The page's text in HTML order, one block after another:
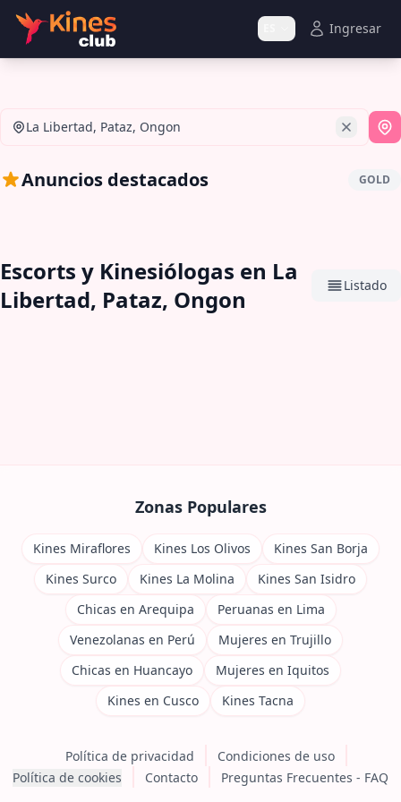
Ingresar
La Libertad, Pataz, Ongon
Anuncios destacados GOLD
Escorts y Kinesiólogas en La
Libertad, Pataz, Ongon
Listado
Zonas Populares
Kines Miraflores Kines Los Olivos
Kines San Borja
Kines Surco
Kines La Molina
Kines San Isidro
Chicas en Arequipa
Peruanas en Lima
Venezolanas en Perú
Mujeres en Trujillo
Chicas en Huancayo
Mujeres en Iquitos
Kines en Cusco
Kines Tacna
Política de privacidad
Condiciones de uso
Política de cookies
Contacto Preguntas Frecuentes - FAQ